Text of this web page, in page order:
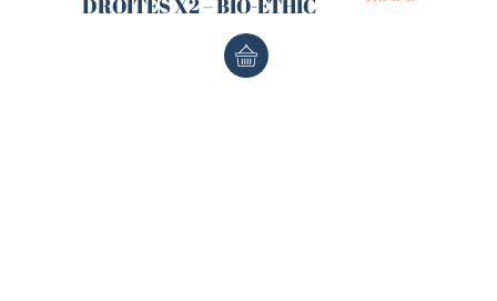
DROITES X2 – BIO-ETHIC